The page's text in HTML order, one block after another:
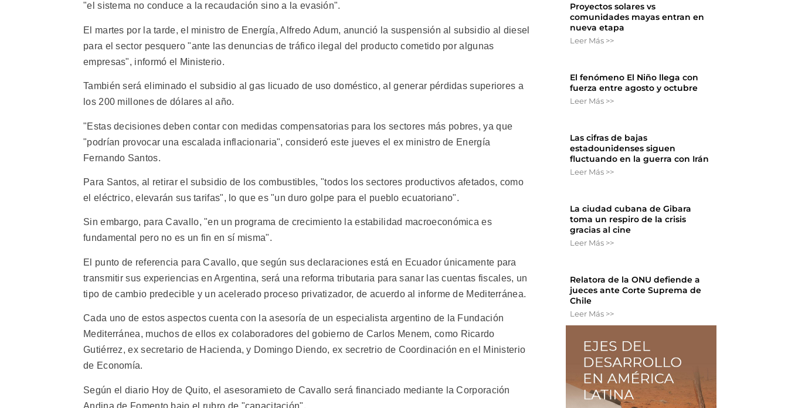
"el sistema no conduce a la recaudación sino a la evasión".
El martes por la tarde, el ministro de Energía, Alfredo Adum, anunció la suspensión al subsidio al diesel
para el sector pesquero "ante las denuncias de tráfico ilegal del producto cometido por algunas
empresas", informó el Ministerio.
También será eliminado el subsidio al gas licuado de uso doméstico, al generar pérdidas superiores a
los 200 millones de dólares al año.
"Estas decisiones deben contar con medidas compensatorias para los sectores más pobres, ya que
"podrían provocar una escalada inflacionaria", consideró este jueves el ex ministro de Energía
Fernando Santos.
Para Santos, al retirar el subsidio de los combustibles, "todos los sectores productivos afetados, como
el eléctrico, elevarán sus tarifas", lo que es "un duro golpe para el pueblo ecuatoriano".
Sin embargo, para Cavallo, "en un programa de crecimiento la estabilidad macroeconómica es
fundamental pero no es un fin en sí misma".
El punto de referencia para Cavallo, que según sus declaraciones está en Ecuador únicamente para
transmitir sus experiencias en Argentina, será una reforma tributaria para sanar las cuentas fiscales, un
tipo de cambio predecible y un acelerado proceso privatizador, de acuerdo al informe de Mediterránea.
Cada uno de estos aspectos cuenta con la asesoría de un especialista argentino de la Fundación
Mediterránea, muchos de ellos ex colaboradores del gobierno de Carlos Menem, como Ricardo
Gutiérrez, ex secretario de Hacienda, y Domingo Diendo, ex secretrio de Coordinación en el Ministerio
de Economía.
Según el diario Hoy de Quito, el asesoramieto de Cavallo será financiado mediante la Corporación
Andina de Fomento bajo el rubro de "capacitación".
Proyectos solares vs
comunidades mayas entran en
nueva etapa
Leer Más >>
El fenómeno El Niño llega con
fuerza entre agosto y octubre
Leer Más >>
Las cifras de bajas
estadounidenses siguen
fluctuando en la guerra con Irán
Leer Más >>
La ciudad cubana de Gibara
toma un respiro de la crisis
gracias al cine
Leer Más >>
Relatora de la ONU defiende a
jueces ante Corte Suprema de
Chile
Leer Más >>